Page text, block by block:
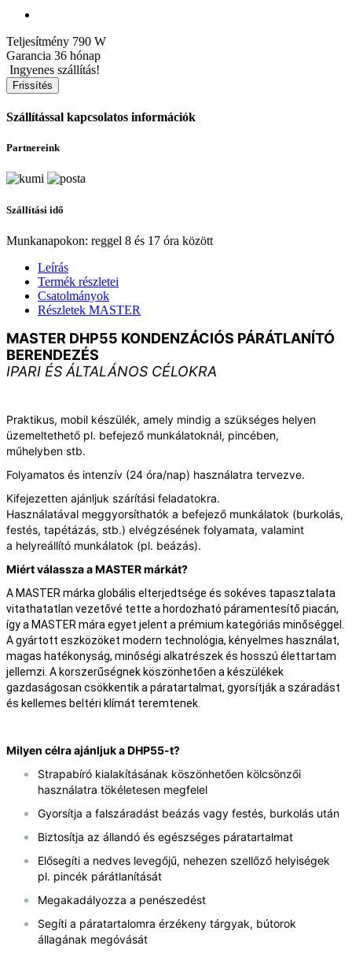
Teljesítmény 790 W
Garancia 36 hónap
Ingyenes szállítás!
Szállítással kapcsolatos információk
Partnereink
Szállítási idő
Munkanapokon: reggel 8 és 17 óra között
Leírás
Termék részletei
Csatolmányok
Részletek MASTER
MASTER DHP55 KONDENZÁCIÓS PÁRÁTLANÍTÓ
BERENDEZÉS
IPARI ÉS ÁLTALÁNOS CÉLOKRA
Praktikus, mobil készülék, amely mindig a szükséges helyen
üzemeltethető pl. befejező munkálatoknál, pincében,
műhelyben stb.
Folyamatos és intenzív (24 óra/nap) használatra tervezve.
Kifejezetten ajánljuk szárítási feladatokra.
Használatával meggyorsíthatók a befejező munkálatok (burkolás,
festés, tapétázás, stb.) elvégzésének folyamata, valamint
a helyreállító munkálatok (pl. beázás).
Miért válassza a MASTER márkát?
A MASTER márka globális elterjedtsége és sokéves tapasztalata
vitathatatlan vezetővé tette a hordozható páramentesítő piacán,
így a MASTER mára egyet jelent a prémium kategóriás minőséggel.
A gyártott eszközöket modern technológia, kényelmes használat,
magas hatékonyság, minőségi alkatrészek és hosszú élettartam
jellemzi. A korszerűségnek köszönhetően a készülékek
gazdaságosan csökkentik a páratartalmat, gyorsítják a száradást
és kellemes beltéri klímát teremtenek.
Milyen célra ajánljuk a DHP55-t?
Strapabíró kialakításának köszönhetően kölcsönzői
használatra tökéletesen megfelel
Gyorsítja a falszáradást beázás vagy festés, burkolás után
Biztosítja az állandó és egészséges páratartalmat
Elősegíti a nedves levegőjű, nehezen szellőző helyiségek
pl. pincék párátlanítását
Megakadályozza a penészedést
Segíti a páratartalomra érzékeny tárgyak, bútorok
állagának megóvását